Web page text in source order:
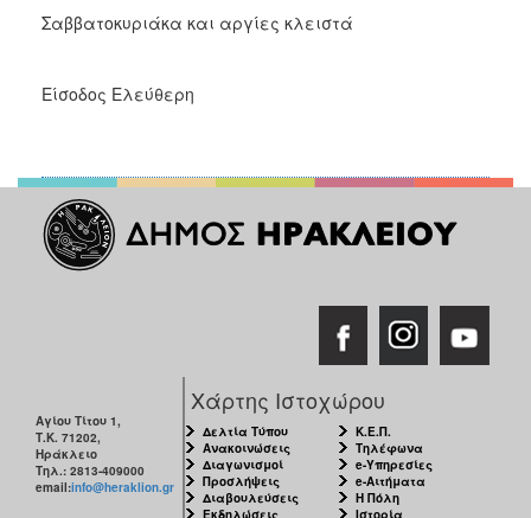
Σαββατοκυριάκα και αργίες κλειστά
Είσοδος Ελεύθερη
Αγίου Τίτου 1,
Τ.Κ. 71202,
Ηράκλειο
Τηλ.: 2813-409000
email:info@heraklion.gr
Χάρτης Ιστοχώρου
Δελτία Τύπου
Ανακοινώσεις
Διαγωνισμοί
Προσλήψεις
Διαβουλεύσεις
Εκδηλώσεις
Κ.Ε.Π.
Τηλέφωνα
e-Υπηρεσίες
e-Αιτήματα
Η Πόλη
Ιστορία